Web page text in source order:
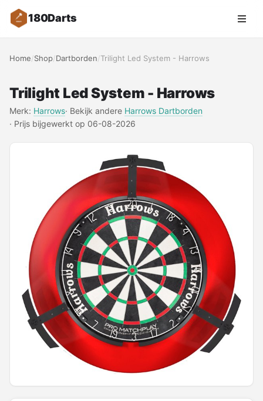
180Darts
Zoeken
NAVIGATIE
Merken
Blog
Toernooien
Spelregels
Uitgooilijst
Dartshop
POPULAIRE MERKEN
Target
Bull's
Home/Shop/Dartborden/Trilight Led System - Harrows
Trilight Led System - Harrows
Merk: Harrows· Bekijk andere Harrows Dartborden
· Prijs bijgewerkt op 06-08-2026